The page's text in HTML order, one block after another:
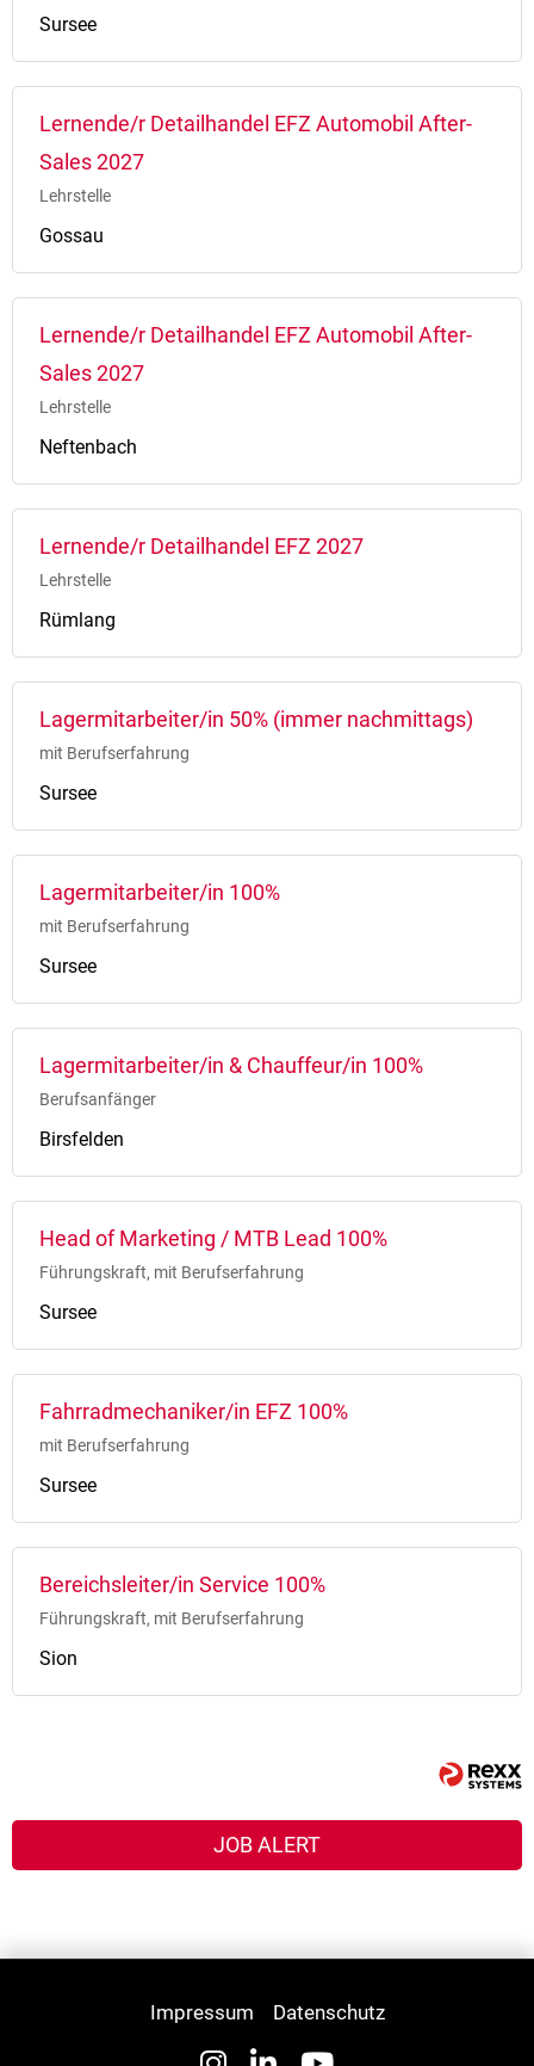
Sursee
Lernende/r Detailhandel EFZ Automobil After-
Sales 2027
Lehrstelle
Gossau
Lernende/r Detailhandel EFZ Automobil After-
Sales 2027
Lehrstelle
Neftenbach
Lernende/r Detailhandel EFZ 2027
Lehrstelle
Rümlang
Lagermitarbeiter/in 50% (immer nachmittags)
mit Berufserfahrung
Sursee
Lagermitarbeiter/in 100%
mit Berufserfahrung
Sursee
Lagermitarbeiter/in & Chauffeur/in 100%
Berufsanfänger
Birsfelden
Head of Marketing / MTB Lead 100%
Führungskraft, mit Berufserfahrung
Sursee
Fahrradmechaniker/in EFZ 100%
mit Berufserfahrung
Sursee
Bereichsleiter/in Service 100%
Führungskraft, mit Berufserfahrung
Sion
JOB ALERT
Impressum Datenschutz